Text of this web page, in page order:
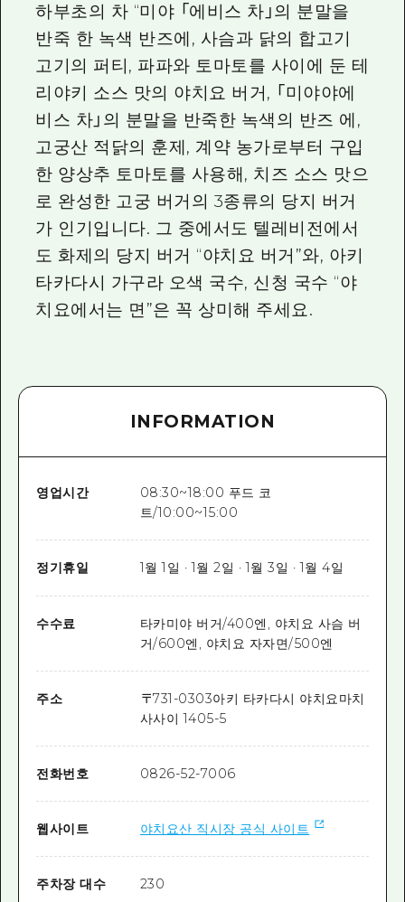
하부초의 차 “미야 「에비스 차」의 분말을
반죽 한 녹색 반즈에, 사슴과 닭의 합고기
고기의 퍼티, 파파와 토마토를 사이에 둔 테
리야키 소스 맛의 야치요 버거, 「미야야에
비스 차」의 분말을 반죽한 녹색의 반즈 에,
고궁산 적닭의 훈제, 계약 농가로부터 구입
한 양상추 토마토를 사용해, 치즈 소스 맛으
로 완성한 고궁 버거의 3종류의 당지 버거
가 인기입니다. 그 중에서도 텔레비전에서
도 화제의 당지 버거 “야치요 버거”와, 아키
타카다시 가구라 오색 국수, 신청 국수 “야
치요에서는 면”은 꼭 상미해 주세요.
INFORMATION
영업시간
08:30~18:00 푸드 코
트/10:00~15:00
정기휴일 1월 1일 · 1월 2일 · 1월 3일 · 1월 4일
수수료
타카미야 버거/400엔, 야치요 사슴 버
거/600엔, 야치요 자자면/500엔
주소 〒731-0303아키 타카다시 야치요마치
사사이 1405-5
전화번호 0826-52-7006
웹사이트 야치요산 직시장 공식 사이트
주차장 대수 230